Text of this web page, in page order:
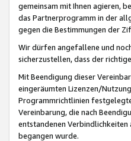
gemeinsam mit Ihnen agieren,
das Partnerprogramm in der
gegen die Bestimmungen der
Wir dürfen angefallene und
sicherzustellen, dass der
Mit Beendigung dieser
eingeräumten Lizenzen/
Programmrichtlinien
Vereinbarung, die nach
entstandenen Verbindlichkeiten
begangen wurde.